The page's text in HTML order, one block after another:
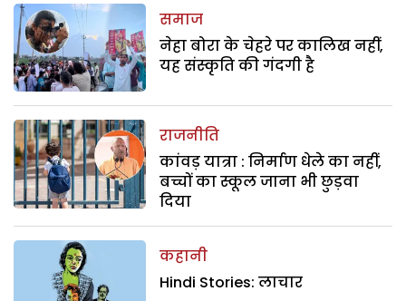
समाज
नेहा बोरा के चेहरे पर कालिख नहीं,
यह संस्कृति की गंदगी है
राजनीति
कांवड़ यात्रा : निर्माण धेले का नहीं,
बच्चों का स्कूल जाना भी छुड़वा
दिया
कहानी
Hindi Stories: लाचार